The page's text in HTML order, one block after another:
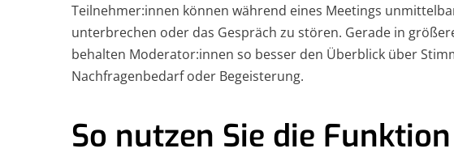
Teilnehmer:innen können während eines Meetings
unterbrechen oder das Gespräch zu stören. Gerade in
behalten Moderator:innen so besser den Überblick über
Nachfragenbedarf oder Begeisterung.
So nutzen Sie die Funktion